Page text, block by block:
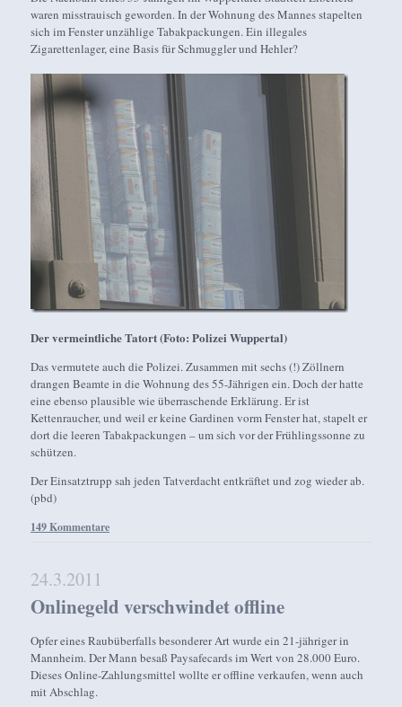
waren misstrauisch geworden. In der Wohnung des Mannes stapelten
sich im Fenster unzählige Tabakpackungen. Ein illegales
Zigarettenlager, eine Basis für Schmuggler und Hehler?
Der vermeintliche Tatort (Foto: Polizei Wuppertal)
Das vermutete auch die Polizei. Zusammen mit sechs (!) Zöllnern
drangen Beamte in die Wohnung des 55-Jährigen ein. Doch der hatte
eine ebenso plausible wie überraschende Erklärung. Er ist
Kettenraucher, und weil er keine Gardinen vorm Fenster hat, stapelt er
dort die leeren Tabakpackungen – um sich vor der Frühlingssonne zu
schützen.
Der Einsatztrupp sah jeden Tatverdacht entkräftet und zog wieder ab.
(pbd)
149 Kommentare
24.3.2011
Onlinegeld verschwindet offline
Opfer eines Raubüberfalls besonderer Art wurde ein 21-jähriger in
Mannheim. Der Mann besaß Paysafecards im Wert von 28.000 Euro.
Dieses Online-Zahlungsmittel wollte er offline verkaufen, wenn auch
mit Abschlag.